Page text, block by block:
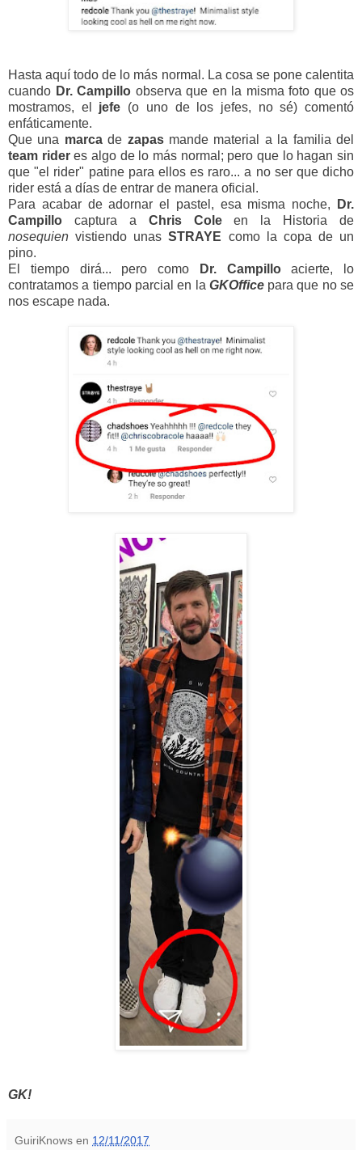
Hasta aquí todo de lo más normal. La cosa se pone calentita
cuando Dr. Campillo observa que en la misma foto que os
mostramos, el jefe (o uno de los jefes, no sé) comentó
enfáticamente.
Que una marcade zapasmande material a la familia del
team rideres algo de lo más normal; pero que lo hagan sin
que "el rider" patine para ellos es raro... a no ser que dicho
rider está a días de entrar de manera oficial.
Para acabar de adornar el pastel, esa misma noche,
Dr.
Campillo captura a Chris Coleen la Historia de
nosequien vistiendo unasSTRAYE como la copa de un
pino.
El tiempo dirá... pero como
Dr. Campilloacierte, lo
contratamos a tiempo parcial en la GKOfficepara que no se
nos escape nada.
GK!
GuiriKnows en 12/11/2017